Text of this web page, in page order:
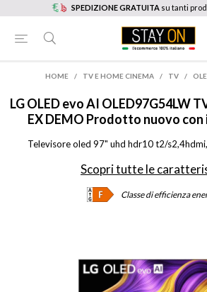
SPEDIZIONE GRATUITA su tanti
HOME / TV E HOME CINEMA / TV /
LGOLED evo AI OLED97G54LW
EX DEMO Prodotto nuovo
Televisore oled 97" uhd hdr10 t2/
Scopri tutte le
Classe di efficienza